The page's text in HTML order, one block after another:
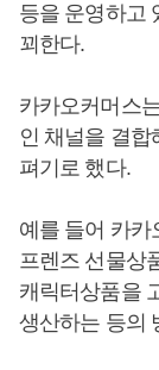
등을 운영하고
꾀한다.
카카오커머스
인 채널을 결
펴기로 했다.
예를 들어 카카
프렌즈 선물상
캐릭터상품을
생산하는 등의